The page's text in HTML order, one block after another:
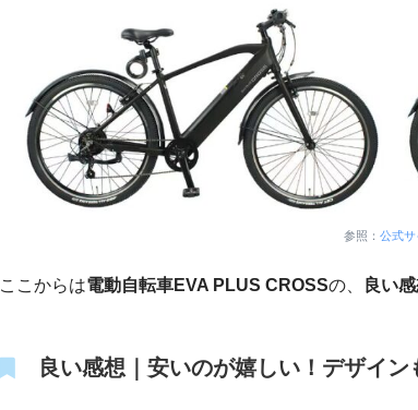
参照： 公式サ
ここからは電動自転車EVA PLUS CROSSの、 良い
良い感想｜安いのが嬉しい！デザイ